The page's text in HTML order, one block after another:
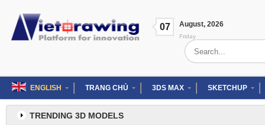
content
07 August, 2026
Friday
Search
for:
ENGLISH TRANG CHỦ 3DS MAX SKETCHUP
TRENDING 3D MODELS